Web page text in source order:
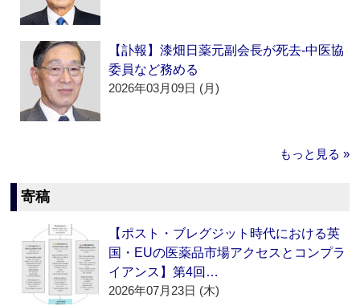
【訃報】漆畑日薬元副会長が死去‐中医協
委員など務める
2026年03月09日 (月)
もっと見る »
寄稿
【ポスト・ブレグジット時代における英
国・EUの医薬品市場アクセスとコンプラ
イアンス】第4回…
2026年07月23日 (木)